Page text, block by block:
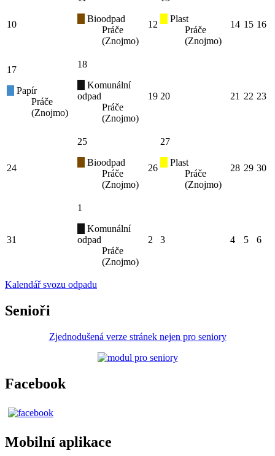
10
Bioodpad
Práče
(Znojmo)
12
Plast
Práče
(Znojmo)
14 15 16
17
Papír
Práče
(Znojmo)
18
Komunální
odpad
Práče
(Znojmo)
19 20 21 22 23
24
25
Bioodpad
Práče
(Znojmo)
26
27
Plast
Práče
(Znojmo)
28 29 30
31
1
Komunální
odpad
Práče
(Znojmo)
2 3 4 5 6
Kalendář svozu odpadu
Senioři
Zjednodušená verze stránek nejen pro seniory
Facebook
Mobilní aplikace